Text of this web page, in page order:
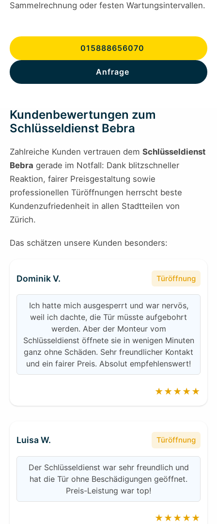
Sammelrechnung oder festen Wartungsintervallen.
015888656070
Anfrage
Kundenbewertungen zum
Schlüsseldienst Bebra
Zahlreiche Kunden vertrauen dem Schlüsseldienst
Bebra gerade im Notfall: Dank blitzschneller
Reaktion, fairer Preisgestaltung sowie
professionellen Türöffnungen herrscht beste
Kundenzufriedenheit in allen Stadtteilen von
Zürich.
Das schätzen unsere Kunden besonders:
Dominik V. Türöffnung
Ich hatte mich ausgesperrt und war nervös,
weil ich dachte, die Tür müsste aufgebohrt
werden. Aber der Monteur vom
Schlüsseldienst öffnete sie in wenigen Minuten
ganz ohne Schäden. Sehr freundlicher Kontakt
und ein fairer Preis. Absolut empfehlenswert!
★★★★★
Luisa W. Türöffnung
Der Schlüsseldienst war sehr freundlich und
hat die Tür ohne Beschädigungen geöffnet.
Preis-Leistung war top!
★★★★★